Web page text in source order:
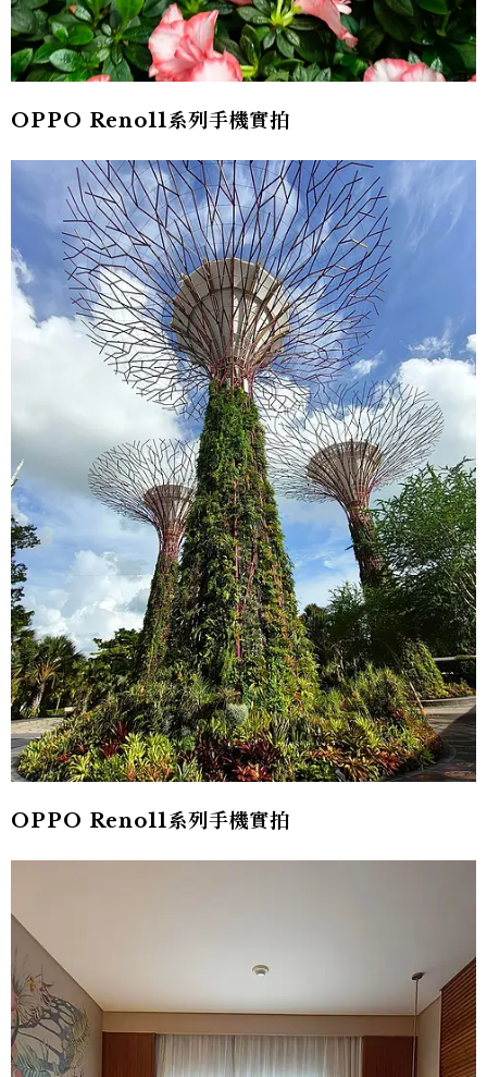
OPPO Reno11系列手機實拍
OPPO Reno11系列手機實拍